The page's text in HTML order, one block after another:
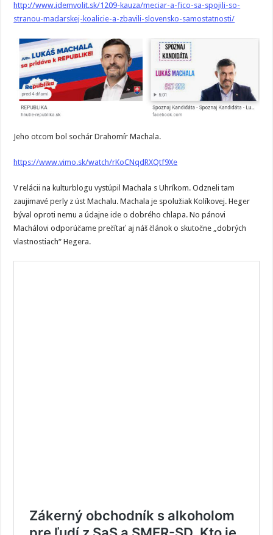
http://www.idemvolit.sk/1209-kauza/meciar-a-fico-sa-spojili-so-
stranou-madarskej-koalicie-a-zbavili-slovensko-samostatnosti/
Jeho otcom bol sochár Drahomír Machala.
https://www.vimo.sk/watch/rKoCNqdRXQtf9Xe
V relácii na kulturblogu vystúpil Machala s Uhríkom. Odzneli tam
zaujimavé perly z úst Machalu. Machala je spolužiak Kolíkovej. Heger
býval oproti nemu a údajne ide o dobrého chlapa. No pánovi
Machálovi odporúčame prečítať aj náš článok o skutočne „dobrých
vlastnostiach“ Hegera.